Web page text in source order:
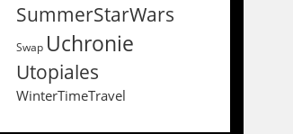
SummerStarWars
Swap Uchronie
Utopiales
WinterTimeTravel